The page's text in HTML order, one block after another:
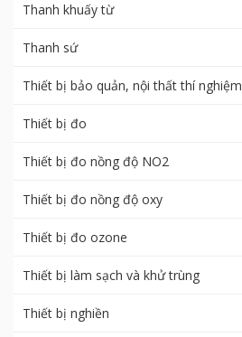
Thanh khuấy từ
Thanh sứ
Thiết bị bảo quản, nội thất thí nghiệm
Thiết bị đo
Thiết bị đo nồng độ NO2
Thiết bị đo nồng độ oxy
Thiết bị đo ozone
Thiết bị làm sạch và khử trùng
Thiết bị nghiền